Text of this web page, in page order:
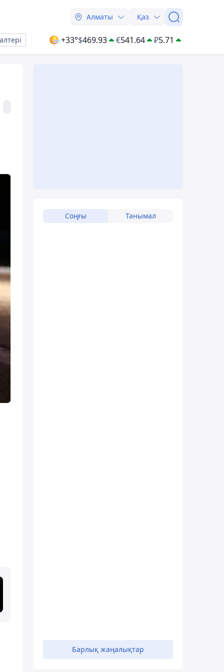
Алматы Қаз
+33°$469.93 €541.64 ₽5.71
Соңғы Танымал
Барлық жаңалықтар